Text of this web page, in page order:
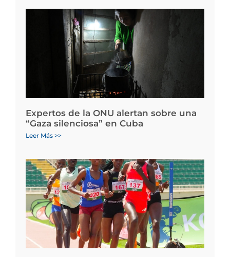
Expertos de la ONU alertan sobre una
“Gaza silenciosa” en Cuba
Leer Más >>